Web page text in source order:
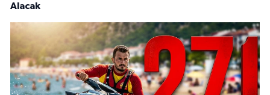
Alacak